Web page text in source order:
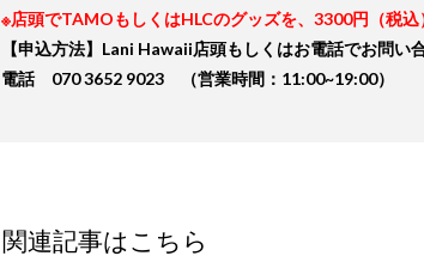
※店頭でTAMOもしくはHLCのグッズを、3300円（税
【申込方法】Lani Hawaii店頭もしくはお電話でお問い
電話 070 3652 9023 （営業時間：11:00~19:00）
関連記事はこちら